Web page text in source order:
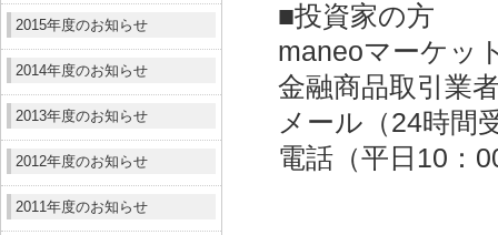
2015年度のお知らせ
2014年度のお知らせ
2013年度のお知らせ
2012年度のお知らせ
2011年度のお知らせ
■投資家の方
maneoマーケッ
金融商品取引業
メール（24時間
電話（平日10：